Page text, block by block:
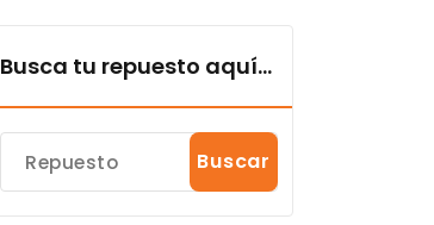
Busca tu repuesto aquí...
Buscar